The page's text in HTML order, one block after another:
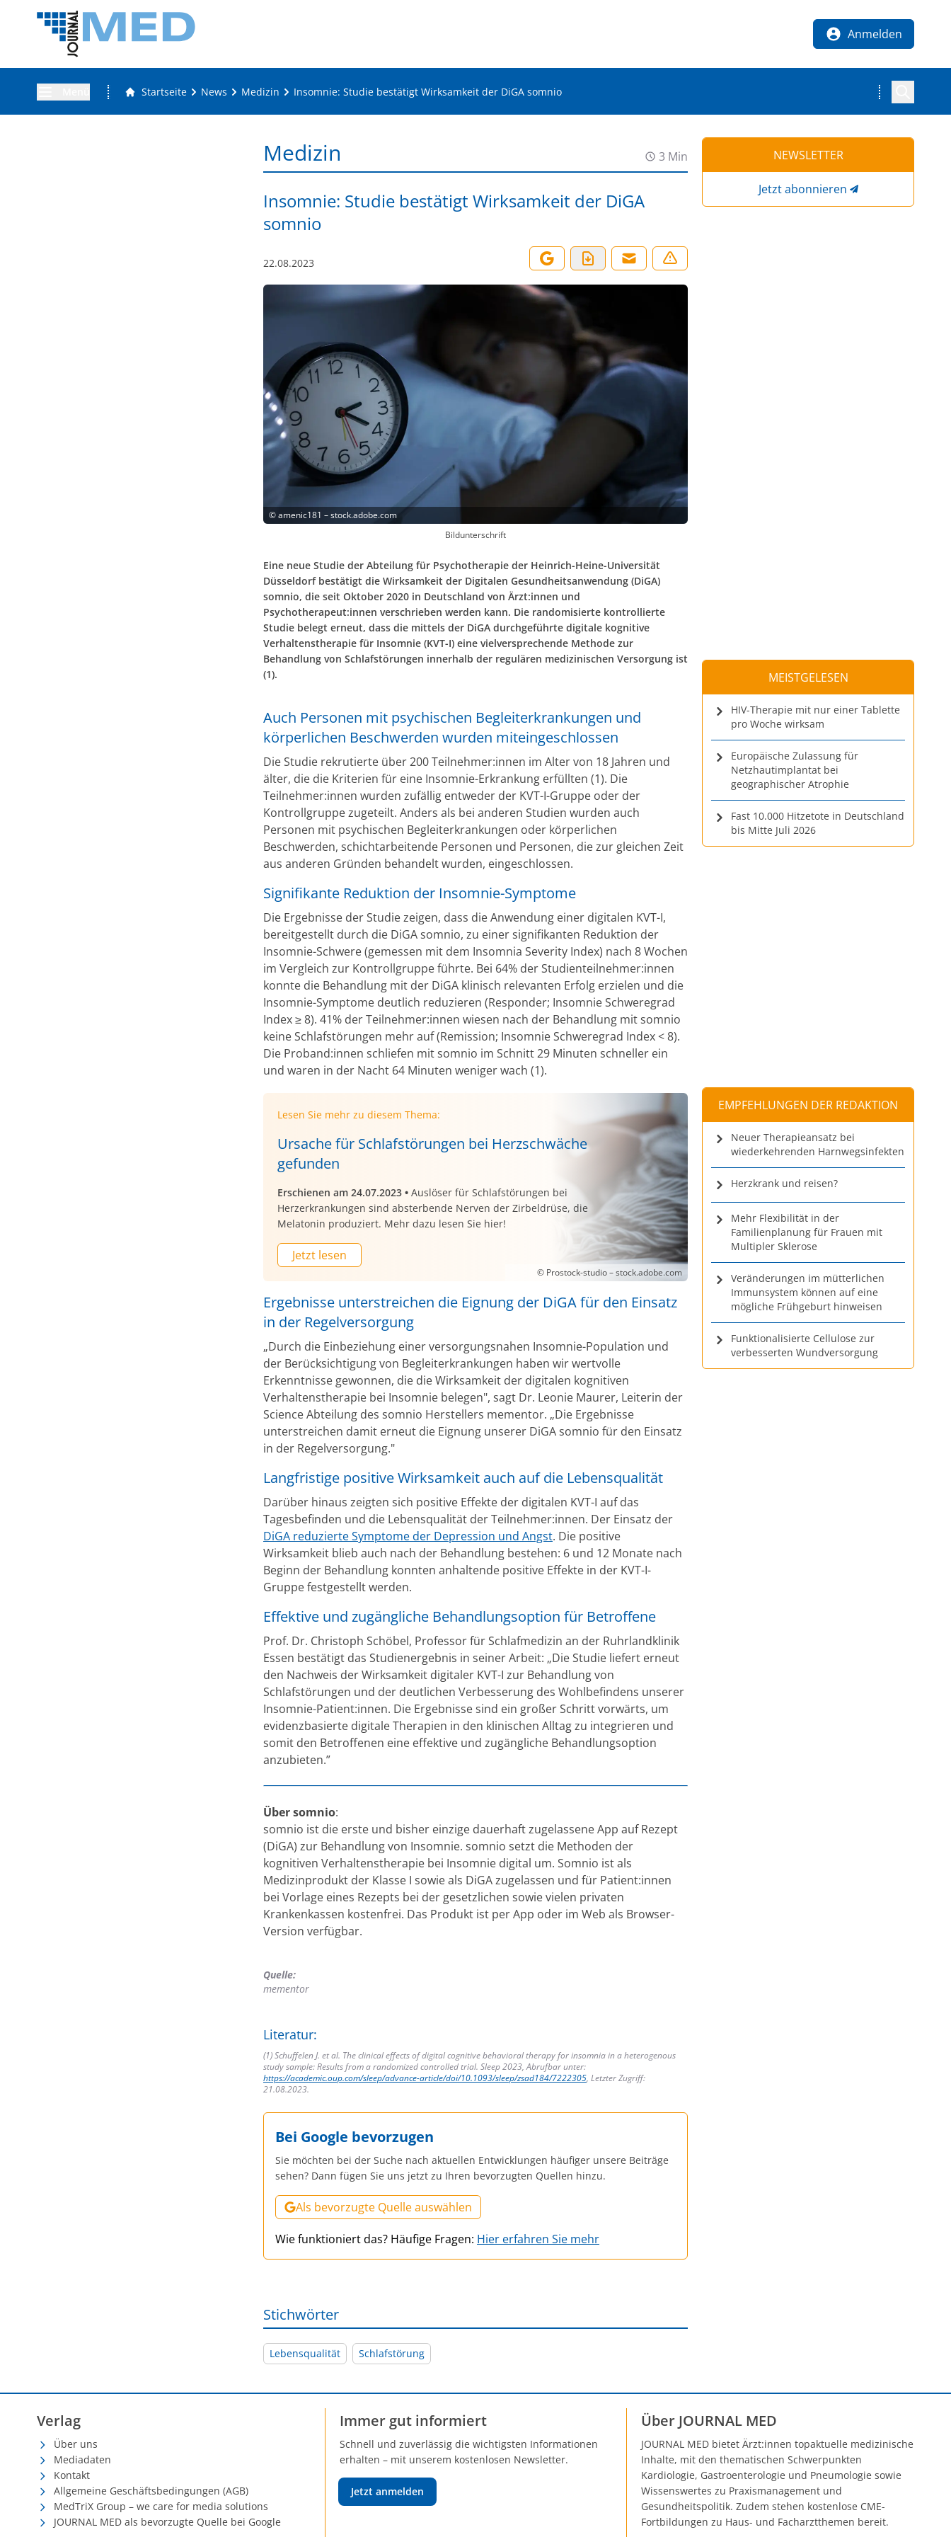
Anmelden
Startseite News Medizin Insomnie: Studie bestätigt Wirksamkeit der DiGA somnio
Medizin 3 Min
Insomnie: Studie bestätigt Wirksamkeit der DiGA
somnio
22.08.2023
©amenic181 – stock.adobe.com
Bildunterschrift
Eine neue Studie der Abteilung für Psychotherapie der Heinrich-Heine-Universität
Düsseldorf bestätigt die Wirksamkeit der Digitalen Gesundheitsanwendung (DiGA)
somnio, die seit Oktober 2020 in Deutschland von Ärzt:innen und
Psychotherapeut:innen verschrieben werden kann. Die randomisierte kontrollierte
Studie belegt erneut, dass die mittels der DiGA durchgeführte digitale kognitive
Verhaltenstherapie für Insomnie (KVT-I) eine vielversprechende Methode zur
Behandlung von Schlafstörungen innerhalb der regulären medizinischen Versorgung ist
(1).
Auch Personen mit psychischen Begleiterkrankungen und
körperlichen Beschwerden wurden miteingeschlossen
Die Studie rekrutierte über 200 Teilnehmer:innen im Alter von 18 Jahren und
älter, die die Kriterien für eine Insomnie-Erkrankung erfüllten (1). Die
Teilnehmer:innen wurden zufällig entweder der KVT-I-Gruppe oder der
Kontrollgruppe zugeteilt. Anders als bei anderen Studien wurden auch
Personen mit psychischen Begleiterkrankungen oder körperlichen
Beschwerden, schichtarbeitende Personen und Personen, die zur gleichen Zeit
aus anderen Gründen behandelt wurden, eingeschlossen.
Signifikante Reduktion der Insomnie-Symptome
Die Ergebnisse der Studie zeigen, dass die Anwendung einer digitalen KVT-I,
bereitgestellt durch die DiGA somnio, zu einer signifikanten Reduktion der
Insomnie-Schwere (gemessen mit dem Insomnia Severity Index) nach 8 Wochen
im Vergleich zur Kontrollgruppe führte. Bei 64% der Studienteilnehmer:innen
konnte die Behandlung mit der DiGA klinisch relevanten Erfolg erzielen und die
Insomnie-Symptome deutlich reduzieren (Responder; Insomnie Schweregrad
Index ≥ 8). 41% der Teilnehmer:innen wiesen nach der Behandlung mit somnio
keine Schlafstörungen mehr auf (Remission; Insomnie Schweregrad Index < 8).
Die Proband:innen schliefen mit somnio im Schnitt 29 Minuten schneller ein
und waren in der Nacht 64 Minuten weniger wach (1).
Lesen Sie mehr zu diesem Thema:
Ursache für Schlafstörungen bei Herzschwäche
gefunden
Erschienen am 24.07.2023 • Auslöser für Schlafstörungen bei
Herzerkrankungen sind absterbende Nerven der Zirbeldrüse, die
Melatonin produziert. Mehr dazu lesen Sie hier!
Jetzt lesen
© Prostock-studio – stock.adobe.com
Ergebnisse unterstreichen die Eignung der DiGA für den Einsatz
in der Regelversorgung
„Durch die Einbeziehung einer versorgungsnahen Insomnie-Population und
der Berücksichtigung von Begleiterkrankungen haben wir wertvolle
Erkenntnisse gewonnen, die die Wirksamkeit der digitalen kognitiven
Verhaltenstherapie bei Insomnie belegen", sagt Dr. Leonie Maurer, Leiterin der
Science Abteilung des somnio Herstellers mementor. „Die Ergebnisse
unterstreichen damit erneut die Eignung unserer DiGA somnio für den Einsatz
in der Regelversorgung."
Langfristige positive Wirksamkeit auch auf die Lebensqualität
Darüber hinaus zeigten sich positive Effekte der digitalen KVT-I auf das
Tagesbefinden und die Lebensqualität der Teilnehmer:innen. Der Einsatz der
DiGA reduzierte Symptome der Depression und Angst. Die positive
Wirksamkeit blieb auch nach der Behandlung bestehen: 6 und 12 Monate nach
Beginn der Behandlung konnten anhaltende positive Effekte in der KVT-I-
Gruppe festgestellt werden.
Effektive und zugängliche Behandlungsoption für Betroffene
Prof. Dr. Christoph Schöbel, Professor für Schlafmedizin an der Ruhrlandklinik
Essen bestätigt das Studienergebnis in seiner Arbeit: „Die Studie liefert erneut
den Nachweis der Wirksamkeit digitaler KVT-I zur Behandlung von
Schlafstörungen und der deutlichen Verbesserung des Wohlbefindens unserer
Insomnie-Patient:innen. Die Ergebnisse sind ein großer Schritt vorwärts, um
evidenzbasierte digitale Therapien in den klinischen Alltag zu integrieren und
somit den Betroffenen eine effektive und zugängliche Behandlungsoption
anzubieten.”
Über somnio:
somnio ist die erste und bisher einzige dauerhaft zugelassene App auf Rezept
(DiGA) zur Behandlung von Insomnie. somnio setzt die Methoden der
kognitiven Verhaltenstherapie bei Insomnie digital um. Somnio ist als
Medizinprodukt der Klasse I sowie als DiGA zugelassen und für Patient:innen
bei Vorlage eines Rezepts bei der gesetzlichen sowie vielen privaten
Krankenkassen kostenfrei. Das Produkt ist per App oder im Web als Browser-
Version verfügbar.
Quelle:
mementor
Literatur:
(1) Schuffelen J. et al. The clinical effects of digital cognitive behavioral therapy for insomnia in a heterogenous
study sample: Results from a randomized controlled trial. Sleep 2023, Abrufbar unter:
https://academic.oup.com/sleep/advance-article/doi/10.1093/sleep/zsad184/7222305, Letzter Zugriff:
21.08.2023.
Bei Google bevorzugen
Sie möchten bei der Suche nach aktuellen Entwicklungen häufiger unsere Beiträge
sehen? Dann fügen Sie uns jetzt zu Ihren bevorzugten Quellen hinzu.
Als bevorzugte Quelle auswählen
Wie funktioniert das? Häufige Fragen: Hier erfahren Sie mehr
Stichwörter
Lebensqualität Schlafstörung
NEWSLETTER
Jetzt abonnieren
MEISTGELESEN
HIV-Therapie mit nur einer Tablette
pro Woche wirksam
Europäische Zulassung für
Netzhautimplantat bei
geographischer Atrophie
Fast 10.000 Hitzetote in Deutschland
bis Mitte Juli 2026
EMPFEHLUNGEN DER REDAKTION
Neuer Therapieansatz bei
wiederkehrenden Harnwegsinfekten
Herzkrank und reisen?
Mehr Flexibilität in der
Familienplanung für Frauen mit
Multipler Sklerose
Veränderungen im mütterlichen
Immunsystem können auf eine
mögliche Frühgeburt hinweisen
Funktionalisierte Cellulose zur
verbesserten Wundversorgung
Verlag
Über uns
Mediadaten
Kontakt
Allgemeine Geschäftsbedingungen (AGB)
MedTriX Group – we care for media solutions
JOURNAL MED als bevorzugte Quelle bei Google
Immer gut informiert
Schnell und zuverlässig die wichtigsten Informationen
erhalten – mit unserem kostenlosen Newsletter.
Jetzt anmelden
Über JOURNAL MED
JOURNAL MED bietet Ärzt:innen topaktuelle medizinische
Inhalte, mit den thematischen Schwerpunkten
Kardiologie, Gastroenterologie und Pneumologie sowie
Wissenswertes zu Praxismanagement und
Gesundheitspolitik. Zudem stehen kostenlose CME-
Fortbildungen zu Haus- und Facharztthemen bereit.